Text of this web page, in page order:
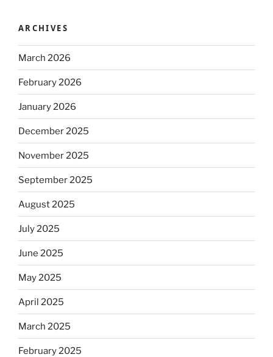
ARCHIVES
March 2026
February 2026
January 2026
December 2025
November 2025
September 2025
August 2025
July 2025
June 2025
May 2025
April 2025
March 2025
February 2025